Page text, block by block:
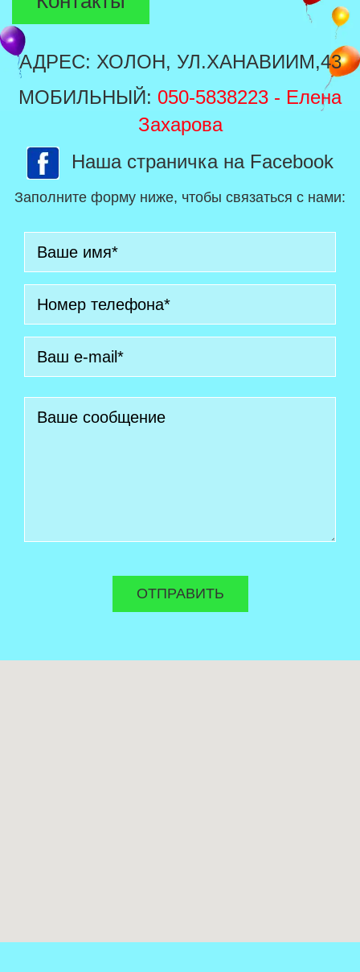
АДРЕС: ХОЛОН, УЛ.ХАНАВИИМ,43
МОБИЛЬНЫЙ: 050-5838223 - Елена
Захарова
Наша страничка на Facebook
Заполните форму ниже, чтобы связаться с нами: